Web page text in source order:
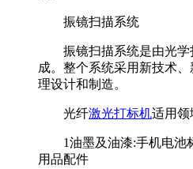
振镜扫描系统
振镜扫描系统是由光学
成。整个系统采用新技术
理设计和制造。
光纤激光打标机适用领
1油墨及油漆:手机电池
用品配件